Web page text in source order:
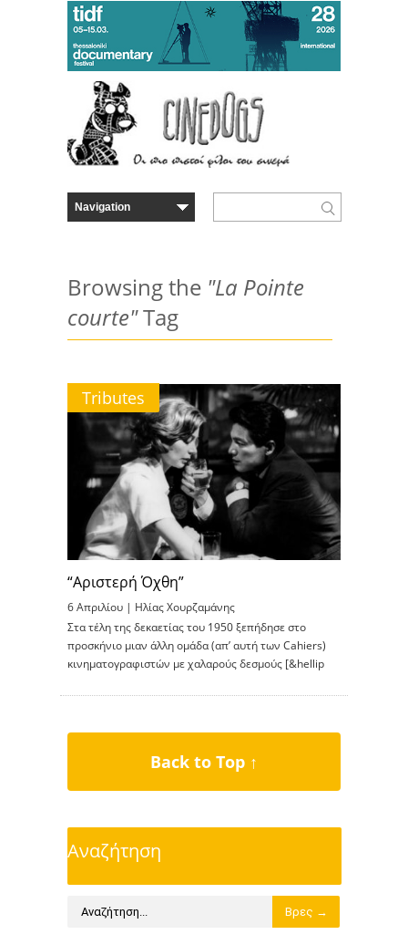
Browsing the "La Pointe
courte"Tag
Tributes
“Αριστερή Όχθη”
6 Απριλίου | Ηλίας Χουρζαμάνης
Στα τέλη της δεκαετίας του 1950 ξεπήδησε στο
προσκήνιο μιαν άλλη ομάδα (απ’ αυτή των Cahiers)
κινηματογραφιστών με χαλαρούς δεσμούς [&hellip
Back to Top ↑
Αναζήτηση